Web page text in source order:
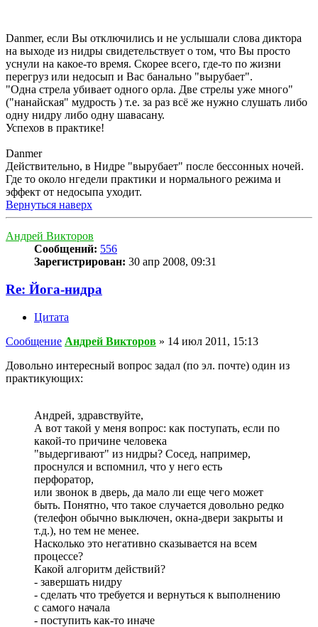
Danmer, если Вы отключились и не услышали слова диктора
на выходе из нидры свидетельствует о том, что Вы просто
уснули на какое-то время. Скорее всего, где-то по жизни
перегруз или недосып и Вас банально "вырубает".
"Одна стрела убивает одного орла. Две стрелы уже много"
("нанайская" мудрость ) т.е. за раз всё же нужно слушать либо
одну нидру либо одну шавасану.
Успехов в практике!
Danmer
Действительно, в Нидре "вырубает" после бессонных ночей.
Где то около нгедели практики и нормального режима и
эффект от недосыпа уходит.
Вернуться наверх
Андрей Викторов
Сообщений: 556
Зарегистрирован: 30 апр 2008, 09:31
Re: Йога-нидра
Цитата
Сообщение Андрей Викторов » 14 июл 2011, 15:13
Довольно интересный вопрос задал (по эл. почте) один из
практикующих:
Андрей, здравствуйте,
А вот такой у меня вопрос: как поступать, если по
какой-то причине человека
"выдергивают" из нидры? Сосед, например,
проснулся и вспомнил, что у него есть
перфоратор,
или звонок в дверь, да мало ли еще чего может
быть. Понятно, что такое случается довольно редко
(телефон обычно выключен, окна-двери закрыты и
т.д.), но тем не менее.
Насколько это негативно сказывается на всем
процессе?
Какой алгоритм действий?
- завершать нидру
- сделать что требуется и вернуться к выполнению
с самого начала
- поступить как-то иначе